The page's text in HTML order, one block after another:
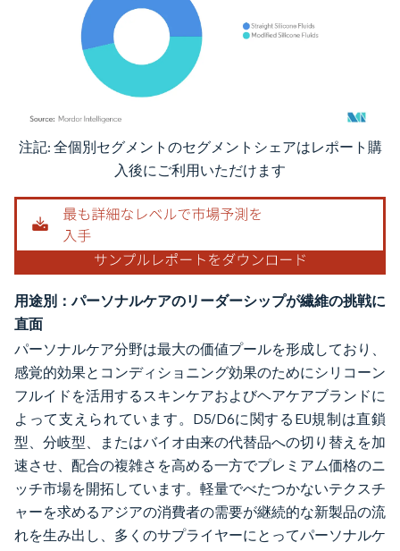
画像 © Mordor Intelligence。再利用にはCC BY 4.0の表示が必要です。
注記: 全個別セグメントのセグメントシェアはレポート購
入後にご利用いただけます
用途別：パーソナルケアのリーダーシップが繊維の挑戦に
直面
パーソナルケア分野は最大の価値プールを形成しており、
感覚的効果とコンディショニング効果のためにシリコーン
フルイドを活用するスキンケアおよびヘアケアブランドに
よって支えられています。D5/D6に関するEU規制は直鎖
型、分岐型、またはバイオ由来の代替品への切り替えを加
速させ、配合の複雑さを高める一方でプレミアム価格のニ
ッチ市場を開拓しています。軽量でべたつかないテクスチ
ャーを求めるアジアの消費者の需要が継続的な新製品の流
れを生み出し、多くのサプライヤーにとってパーソナルケ